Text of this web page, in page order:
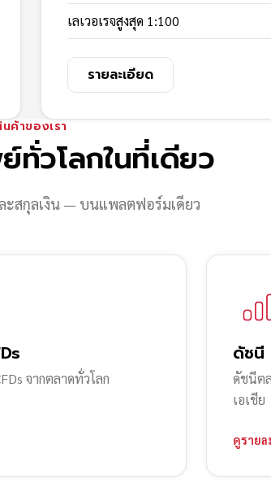
เลเวอเรจสูงสุด 1:100
รายละเอียด
ค้าของเรา
ทั่วโลกในที่เดียว
ะสกุลเงิน — บนแพลตฟอร์มเดียว
จากตลาดทั่วโลก
ดัชนี
ดัชนีต
เอเชีย
ดูราย